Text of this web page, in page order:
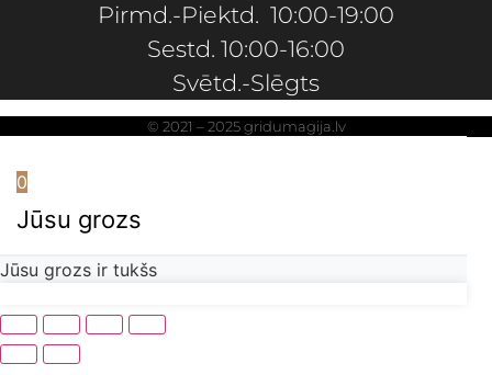
Pirmd.-Piektd. 10:00-19:00
Sestd. 10:00-16:00
Svētd.-Slēgts
© 2021 – 2025 gridumagija.lv
0
Jūsu grozs
Jūsu grozs ir tukšs